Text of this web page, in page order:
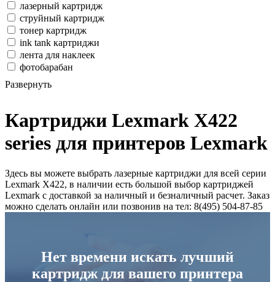
лазерный картридж
струйный картридж
тонер картридж
ink tank картриджи
лента для наклеек
фотобарабан
Развернуть
Картриджи Lexmark X422
series для принтеров Lexmark
Здесь вы можете выбрать лазерные картриджи для всей серии
Lexmark X422, в наличии есть большой выбор картриджей
Lexmark с доставкой за наличный и безналичный расчет. Заказ
можно сделать онлайн или позвонив на тел: 8(495) 504-87-85
Нет времени искать лучший
картридж для вашего принтера